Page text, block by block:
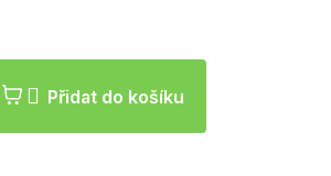
Přidat do košíku